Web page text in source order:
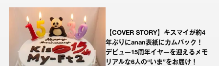
【COVER STORY】キスマイが約4
年ぶりにanan表紙にカムバック！
デビュー15周年イヤーを迎えるメモ
リアルな6人の“いま”をお届け！